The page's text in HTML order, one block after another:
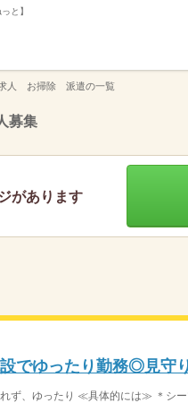
と】
人 お掃除 派遣の一覧
募集
があります
でゆったり勤務◎見守
ず、ゆったり ≪具体的には≫ ＊シー